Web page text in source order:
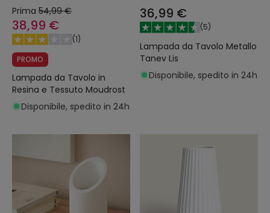
Prima 54,99 €
38,99 €
(1)
PROMO
Lampada da Tavolo in
Resina e Tessuto Moudrost
Disponibile, spedito in 24h
36,99 €
(5)
Lampada da Tavolo Metallo
Tanev Lis
Disponibile, spedito in 24h